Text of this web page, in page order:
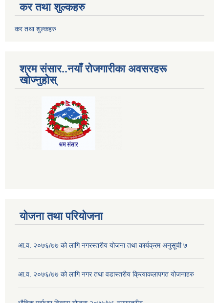
कर तथा शुल्कहरु
कर तथा शुल्कहरु
श्रम संसार..नयाँ रोजगारीका अवसरहरू
खोज्नुहोस्
योजना तथा परियोजना
आ.व. २०७६/७७ को लागि नगरस्तरीय योजना तथा कार्यक्रम अनुसूची ७
आ.व. २०७६/७७ को लागि नगर तथा वडास्तरीय क्रियाकलापगत योजनाहरु